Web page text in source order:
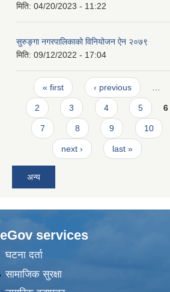
मिति: 04/20/2023 - 11:22
सुरुङ्गा नगरपालिकाको विनियोजन ऐन २०७९
मिति: 09/12/2022 - 17:04
Pages
« first ‹ previous …
2 3 4 5 6
7 8 9 10
next › last »
अन्य
eGov services
घटना दर्ता
सामाजिक सुरक्षा